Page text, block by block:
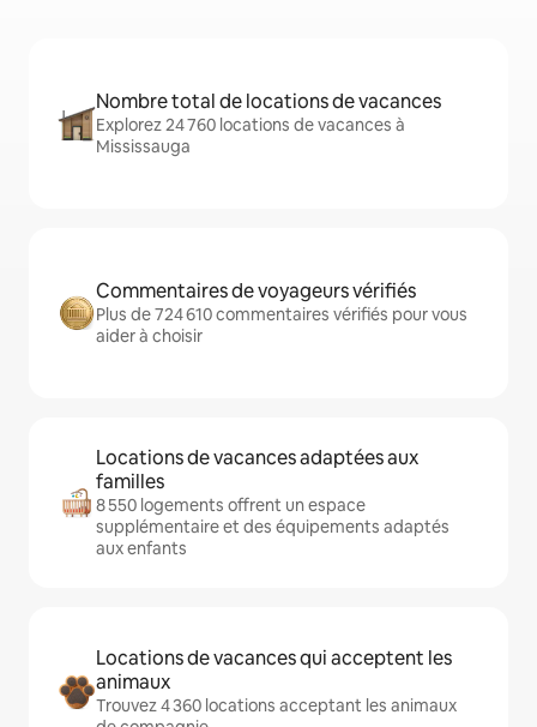
Nombre total de locations de vacances
Explorez 24 760 locations de vacances à
Mississauga
Commentaires de voyageurs vérifiés
Plus de 724 610 commentaires vérifiés pour vous
aider à choisir
Locations de vacances adaptées aux
familles
8 550 logements offrent un espace
supplémentaire et des équipements adaptés
aux enfants
Locations de vacances qui acceptent les
animaux
Trouvez 4 360 locations acceptant les animaux